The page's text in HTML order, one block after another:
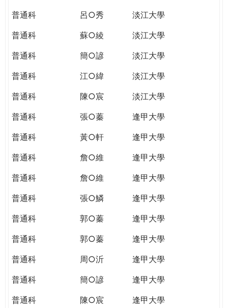
普通科
呂○秀
淡江大學
普通科
蘇○綾
淡江大學
普通科
簡○諺
淡江大學
普通科
江○緯
淡江大學
普通科
陳○宸
淡江大學
普通科
張○蓁
逢甲大學
普通科
黃○軒
逢甲大學
普通科
詹○維
逢甲大學
普通科
詹○維
逢甲大學
普通科
張○鱗
逢甲大學
普通科
郭○蓁
逢甲大學
普通科
郭○蓁
逢甲大學
普通科
周○沂
逢甲大學
普通科
簡○諺
逢甲大學
普通科
陳○宸 逢甲大學